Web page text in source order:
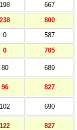
198 667
238
800
0 587
0 705
80 689
96 827
102 690
122 827